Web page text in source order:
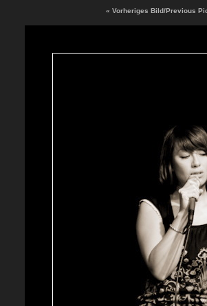
« Vorheriges Bild/Previous